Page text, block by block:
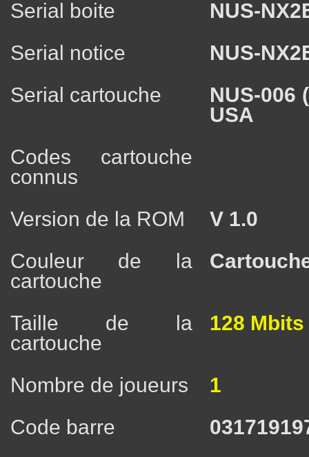
Serial boite
NUS-
Serial notice
NUS-
Serial cartouche
NUS-006
USA
Codes cartouche
connus
Version de la ROM
V 1.0
Couleur de la
cartouche
Taille de la
cartouche
128 Mbits
Nombre de joueurs
1
Code barre